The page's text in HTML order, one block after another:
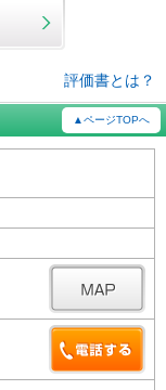
評価書とは？
▲ページTOPへ